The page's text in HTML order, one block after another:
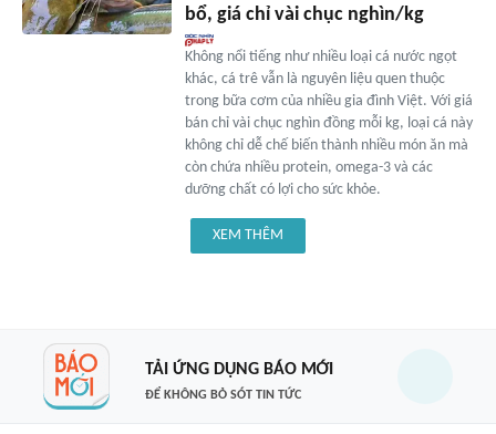
bổ, giá chỉ vài chục nghìn/kg
Không nổi tiếng như nhiều loại cá nước ngọt
khác, cá trê vẫn là nguyên liệu quen thuộc
trong bữa cơm của nhiều gia đình Việt. Với giá
bán chỉ vài chục nghìn đồng mỗi kg, loại cá này
không chỉ dễ chế biến thành nhiều món ăn mà
còn chứa nhiều protein, omega-3 và các
dưỡng chất có lợi cho sức khỏe.
XEM THÊM
TẢI ỨNG DỤNG BÁO MỚI
ĐỂ KHÔNG BỎ SÓT TIN TỨC